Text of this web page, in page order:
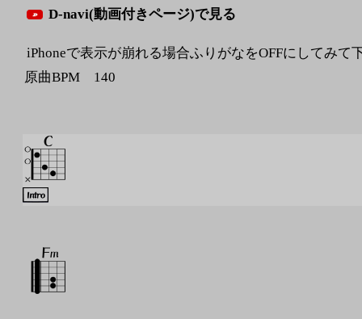
D-navi(動画付きページ)で見る
iPhoneで表示が崩れる場合ふりがなをOFFにしてみて
原曲BPM 140